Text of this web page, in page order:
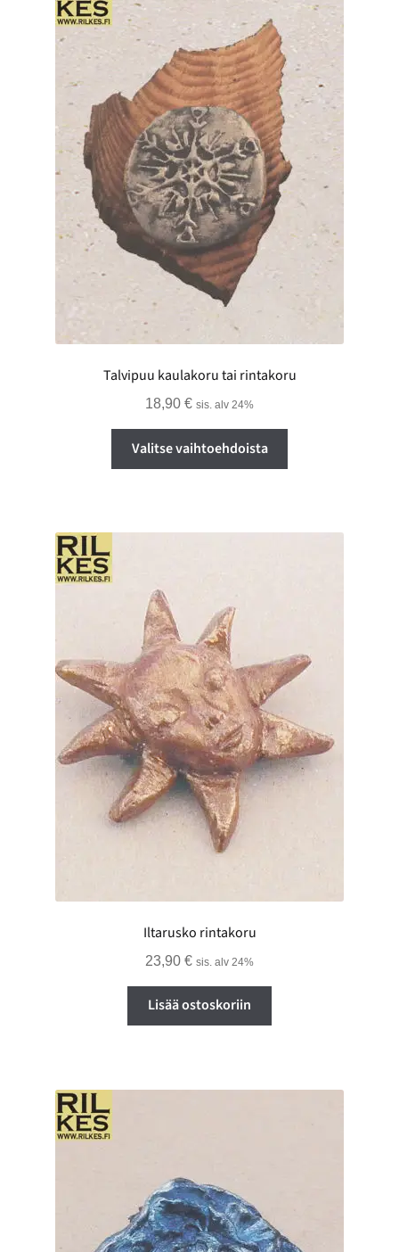
Talvipuu kaulakoru tai rintakoru
18,90 € sis. alv 24%
Valitse vaihtoehdoista
Iltarusko rintakoru
23,90 € sis. alv 24%
Lisää ostoskoriin